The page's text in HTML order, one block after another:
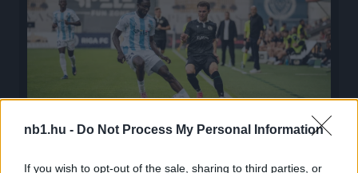
nb1.hu - Do Not Process My Personal Information
If you wish to opt-out of the sale, sharing to third parties, or
maradt a párharc